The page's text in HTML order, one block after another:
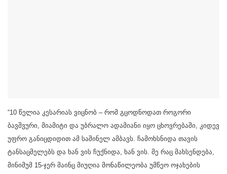
“10 წელია კესარიას ვიცნობ – რომ გცოდნოდათ როგორი
ბავშვური, მიამიტი და უბრალო ადამიანი იყო ცხოვრებაში, კიდევ
უფრო განიცდიდით ამ საშინელ ამბავს. ჩამოხსნიდა თავის
ტანსაცმელებს და ხან ვის ჩუქნიდა, ხან ვის. მე რაც მახსენდება,
მინიმუმ 15-ჯერ მაინც მიუღია მონაწილეობა უმწეო ოჯახების